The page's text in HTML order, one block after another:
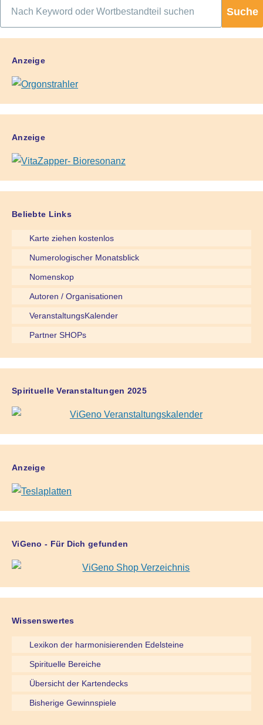
Anzeige
Anzeige
Beliebte Links
Karte ziehen kostenlos
Numerologischer Monatsblick
Nomenskop
Autoren / Organisationen
VeranstaltungsKalender
Partner SHOPs
Spirituelle Veranstaltungen 2025
Anzeige
ViGeno - Für Dich gefunden
Wissenswertes
Lexikon der harmonisierenden Edelsteine
Spirituelle Bereiche
Übersicht der Kartendecks
Bisherige Gewinnspiele